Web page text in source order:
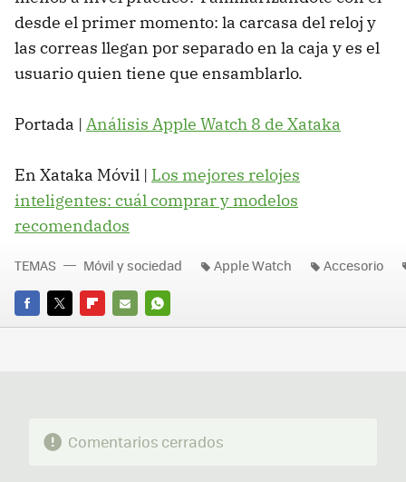
desde el primer momento: la carcasa del reloj y
las correas llegan por separado en la caja y es el
usuario quien tiene que ensamblarlo.
Portada | Análisis Apple Watch 8 de Xataka
En Xataka Móvil | Los mejores relojes
inteligentes: cuál comprar y modelos
recomendados
FACEBOOK
TWITTERFLIPBOARD
E-
WHATSAPP
TEMAS Móvil y sociedad Apple Watch Accesorio
Comentarios cerrados